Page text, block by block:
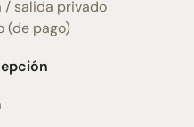
/ salida privado
(de pago)